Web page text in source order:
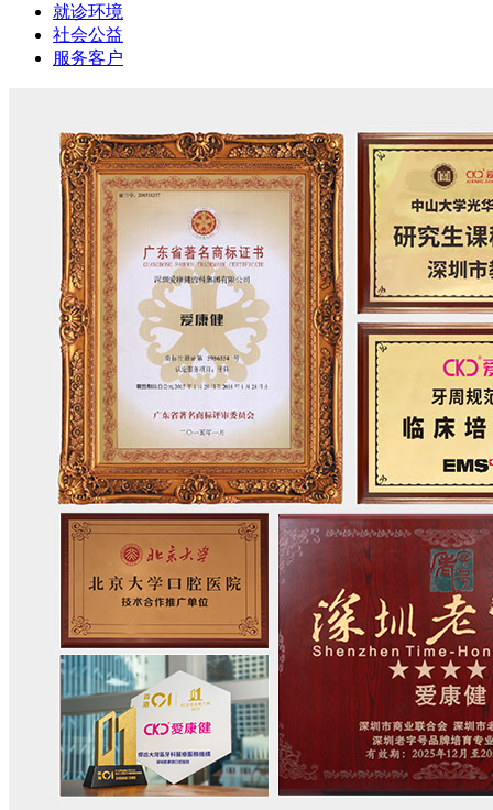
就诊环境
社会公益
服务客户